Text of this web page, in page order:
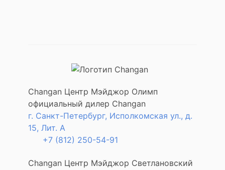
Changan Центр Мэйджор Олимп
официальный дилер Changan
г. Санкт-Петербург, Исполкомская ул., д.
15, Лит. А
+7 (812) 250-54-91
Changan Центр Мэйджор Светлановский